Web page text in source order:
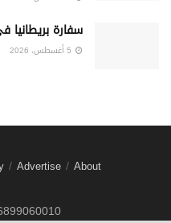
سفارة
About
Advertise